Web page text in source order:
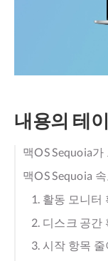
내용의 테
맥OS Sequoia
맥OS Sequoia
1. 활동 모니터
2. 디스크 공간
3. 시작 항목 줄